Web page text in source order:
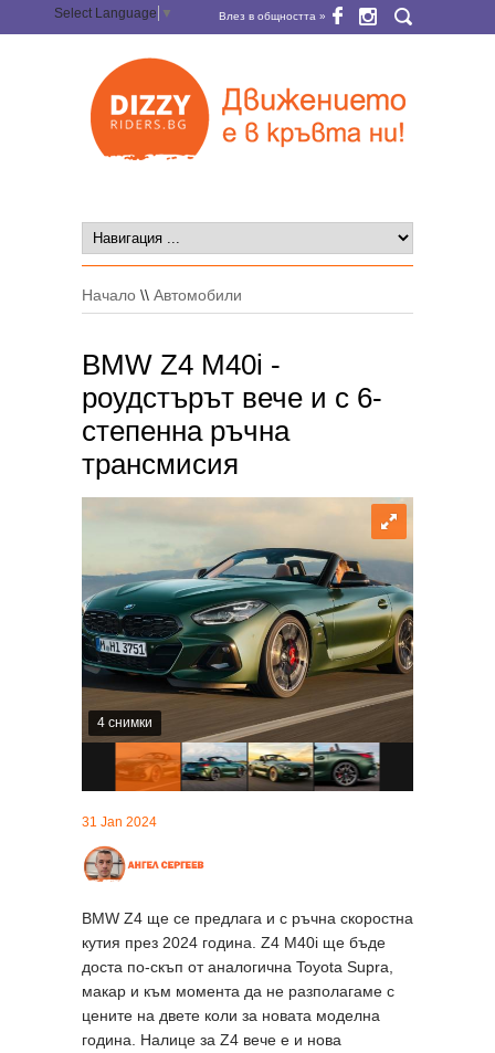
Select Language ▼ Влез в общността »
Начало \\ Автомобили
BMW Z4 M40i -
роудстърът вече и с 6-
степенна ръчна
трансмисия
4 снимки
31 Jan 2024
BMW Z4 ще се предлага и с ръчна скоростна
кутия през 2024 година. Z4 M40i ще бъде
доста по-скъп от аналогична Toyota Supra,
макар и към момента да не разполагаме с
цените на двете коли за новата моделна
година. Налице за Z4 вече е и нова